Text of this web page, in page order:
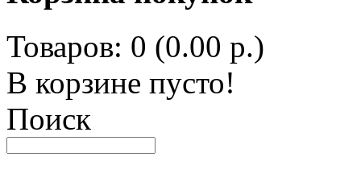
Товаров: 0 (0.00 р.)
В корзине пусто!
Поиск